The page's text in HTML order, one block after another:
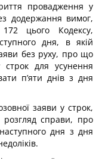
провадження у
додержання вимог,
цього Кодексу,
дня, в якій
без руху, про що
для усунення
п’яти днів з дня
заяви у строк,
розгляд справи, про
дня з дня